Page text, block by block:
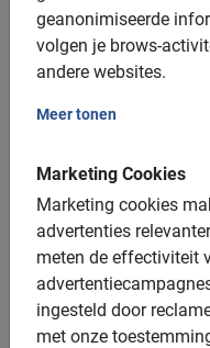
geanonimiseerde
volgen je brows-
andere websites.
Meer tonen
Marketing Cookies
Marketing cookies
advertenties
meten de effectiviteit
ingesteld door
met onze
De Nederlandse
Een top ervaring!
Kinderfietsen: 20,
Kinderzitjes:
beide tot 22kg, €
Tandems: ja, op
nadat je geboekt